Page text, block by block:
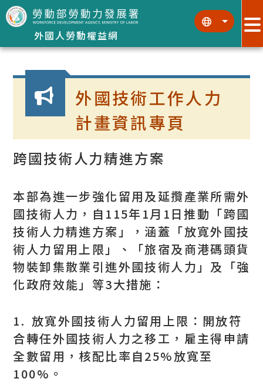
跳到主要內容區塊
外國人勞動權益網
::: :::
:::
外國技術工作人力
計畫資訊專頁
跨國技術人力精進方案
本部為進一步強化留用及延攬產業所需外
國技術人力，自115年1月1日推動「跨國
技術人力精進方案」，涵蓋「放寬外國技
術人力留用上限」、「旅宿及商港碼頭貨
物裝卸集散業引進外國技術人力」及「強
化政府效能」等3大措施：
1. 放寬外國技術人力留用上限：開放符
合轉任外國技術人力之移工，雇主得申請
全數留用，核配比率自25%放寬至
100%。